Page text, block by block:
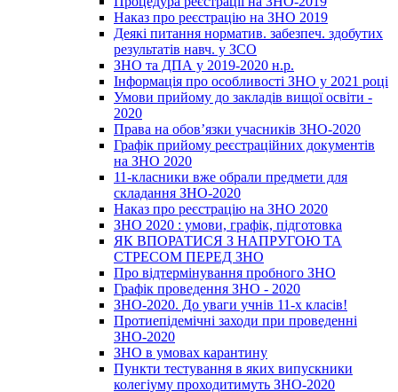
Наказ про реєстрацію на ЗНО 2019
Деякі питання норматив. забезпеч. здобутих
результатів навч. у ЗСО
ЗНО та ДПА у 2019-2020 н.р.
Інформація про особливості ЗНО у 2021 році
Умови прийому до закладів вищої освіти -
2020
Права на обов’язки учасників ЗНО-2020
Графік прийому реєстраційних документів
на ЗНО 2020
11-класники вже обрали предмети для
складання ЗНО-2020
Наказ про реєстрацію на ЗНО 2020
ЗНО 2020 : умови, графік, підготовка
ЯК ВПОРАТИСЯ З НАПРУГОЮ ТА
СТРЕСОМ ПЕРЕД ЗНО
Про відтермінування пробного ЗНО
Графік проведення ЗНО - 2020
ЗНО-2020. До уваги учнів 11-х класів!
Протиепідемічні заходи при проведенні
ЗНО-2020
ЗНО в умовах карантину
Пункти тестування в яких випускники
колегіуму проходитимуть ЗНО-2020